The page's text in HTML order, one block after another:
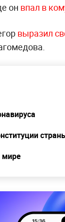
он впал в
выразил
мире